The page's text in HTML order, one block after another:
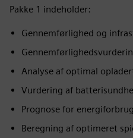
Pakke 1 indeholder:
Gennemførlighed og
Analyse af optimal
Vurdering af
Prognose for energiforbrug
Beregning af optimeret